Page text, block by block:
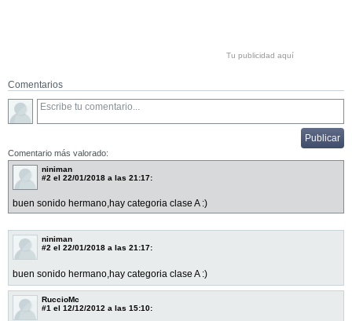
Tu publicidad aquí
Comentarios
Comentario más valorado:
niniman
#2 el 22/01/2018 a las 21:17:
buen sonido hermano,hay categoria clase A :)
niniman
#2 el 22/01/2018 a las 21:17:
buen sonido hermano,hay categoria clase A :)
RuccioMc
#1 el 12/12/2012 a las 15:10: